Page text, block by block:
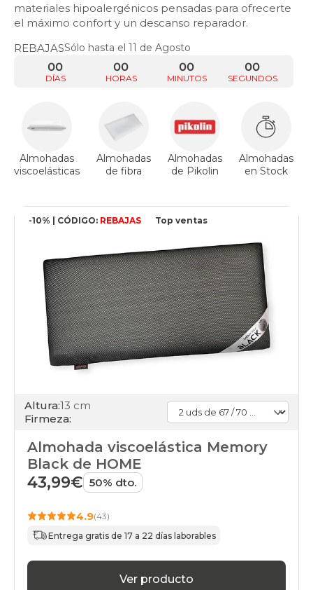
materiales hipoalergénicos pensadas para ofrecerte
el máximo confort y un descanso reparador.
REBAJASSólo hasta el 11 de Agosto
DÍAS
00
HORAS
00
MINUTOS
00
SEGUNDOS
00
Almohadas
viscoelásticas
Almohadas
de fibra
Almohadas
de Pikolin
Almohadas
en Stock
-10% | CÓDIGO: REBAJAS Top ventas
Altura:13 cm
Firmeza:
Almohada viscoelástica Memory
Black de HOME
43,99€ 50% dto.
4.9(43)
Entrega gratis de 17 a 22 días laborables
Ver producto